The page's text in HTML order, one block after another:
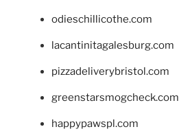
odieschillicothe.com
lacantinitagalesburg.com
pizzadeliverybristol.com
greenstarsmogcheck.com
happypawspl.com